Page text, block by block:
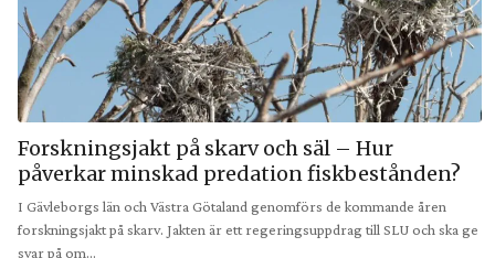
Forskningsjakt på skarv och säl – Hur
påverkar minskad predation fiskbestånden?
I Gävleborgs län och Västra Götaland genomförs de kommande åren
forskningsjakt på skarv. Jakten är ett regeringsuppdrag till SLU och ska ge
svar på om…